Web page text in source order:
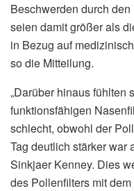
Beschwerden durch
seien damit größer als
in Bezug auf
so die Mitteilung.
„Darüber hinaus fühlten
funktionsfähigen
schlecht, obwohl der
Tag deutlich stärker war
Sinkjaer Kenney. Dies
des Pollenfilters mit